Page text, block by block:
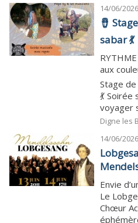
14/06/2026
🪘
sabar 💃
aux
Stage
💃
voyager
Digne les
14/06/2026
Envie
Le
Chœur